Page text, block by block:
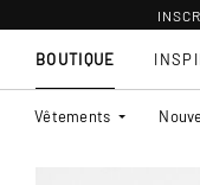
BOUTIQUE
Vêtements